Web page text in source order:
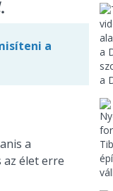
a
a
élet erre